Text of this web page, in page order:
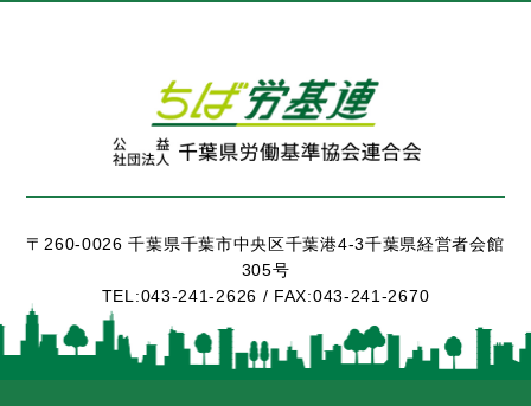
〒260-0026 千葉県千葉市中央区千葉港4-3千葉県経営者会館
305号
TEL:043-241-2626 / FAX:043-241-2670